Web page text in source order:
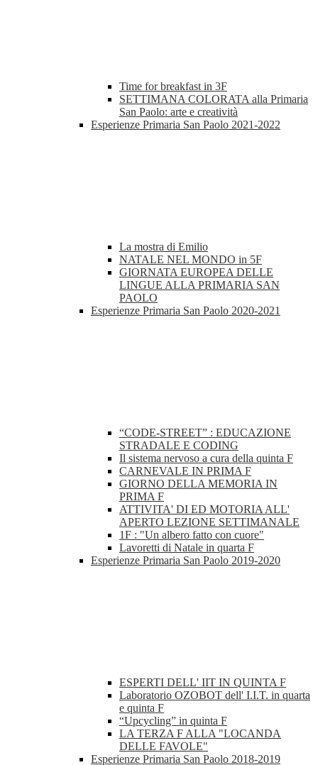
Time for breakfast in 3F
SETTIMANA COLORATA alla Primaria
San Paolo: arte e creatività
Esperienze Primaria San Paolo 2021-2022
La mostra di Emilio
NATALE NEL MONDO in 5F
GIORNATA EUROPEA DELLE
LINGUE ALLA PRIMARIA SAN
PAOLO
Esperienze Primaria San Paolo 2020-2021
“CODE-STREET” : EDUCAZIONE
STRADALE E CODING
Il sistema nervoso a cura della quinta F
CARNEVALE IN PRIMA F
GIORNO DELLA MEMORIA IN
PRIMA F
ATTIVITA' DI ED MOTORIA ALL'
APERTO LEZIONE SETTIMANALE
1F : "Un albero fatto con cuore"
Lavoretti di Natale in quarta F
Esperienze Primaria San Paolo 2019-2020
ESPERTI DELL' IIT IN QUINTA F
Laboratorio OZOBOT dell' I.I.T. in quarta
e quinta F
“Upcycling” in quinta F
LA TERZA F ALLA "LOCANDA
DELLE FAVOLE"
Esperienze Primaria San Paolo 2018-2019